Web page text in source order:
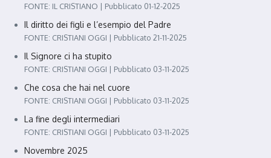
FONTE: IL CRISTIANO Pubblicato 01-12-2025
Il diritto dei figli e l’esempio del Padre
FONTE: CRISTIANI OGGI Pubblicato 21-11-2025
Il Signore ci ha stupito
FONTE: CRISTIANI OGGI Pubblicato 03-11-2025
Che cosa che hai nel cuore
FONTE: CRISTIANI OGGI Pubblicato 03-11-2025
La fine degli intermediari
FONTE: CRISTIANI OGGI Pubblicato 03-11-2025
Novembre 2025